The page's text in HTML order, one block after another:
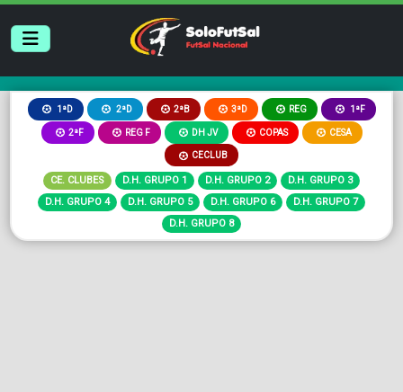
1ªD 2ªD 2ªB 3ªD REG 1ªF
2ªF REG F DH JV COPAS CESA
CECLUB
CE. CLUBES D.H. GRUPO 1 D.H. GRUPO 2
D.H. GRUPO 3
D.H. GRUPO 4
D.H. GRUPO 5 D.H. GRUPO 6
D.H. GRUPO 7
D.H. GRUPO 8